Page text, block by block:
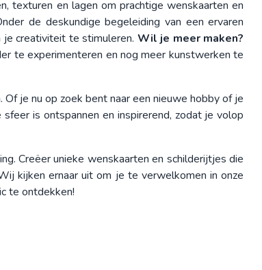
texturen en lagen om prachtige wenskaarten en
de deskundige begeleiding van een ervaren
creativiteit te stimuleren. Wil je meer maken?
te experimenteren en nog meer kunstwerken te
je nu op zoek bent naar een nieuwe hobby of je
is ontspannen en inspirerend, zodat je volop
Creëer unieke wenskaarten en schilderijtjes die
kijken ernaar uit om je te verwelkomen in onze
te ontdekken!